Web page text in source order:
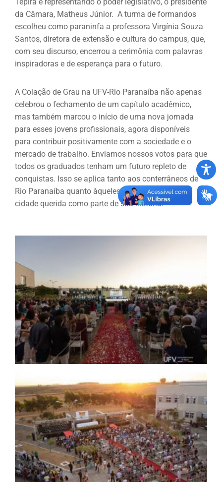
da Câmara, Matheus Júnior. A turma de formandos
escolheu como paraninfa a professora Virgínia Souza
Santos, diretora de extensão e cultura do campus, que,
com seu discurso, encerrou a cerimônia com palavras
inspiradoras e de esperança para o futuro.
A Colação de Grau na UFV-Rio Paranaíba não apenas
celebrou o fechamento de um capítulo acadêmico,
mas também marcou o início de uma nova jornada
para esses jovens profissionais, agora disponíveis
para contribuir positivamente com a sociedade e o
mercado de trabalho. Enviamos nossos votos para que
todos os graduados tenham um futuro repleto de
conquistas. Isso se aplica tanto aos conterrâneos de
Rio Paranaíba quanto àqueles que adotaram essa
cidade querida como parte de sua história.